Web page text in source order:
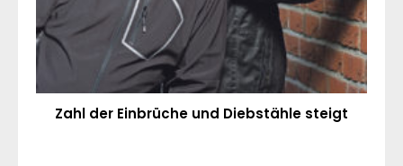
Zahl der Einbrüche und Diebstähle steigt